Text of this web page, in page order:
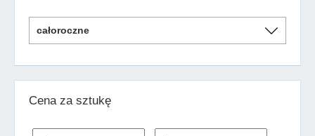
Cena za sztukę